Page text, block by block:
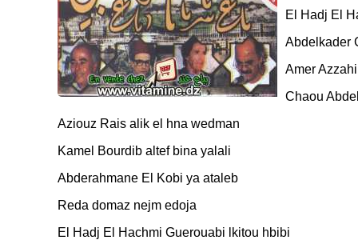
El Hadj El
Abdelkader
Amer
Chaou
Aziouz Rais alik el hna wedman
Kamel Bourdib altef bina yalali
Abderahmane El Kobi ya ataleb
Reda domaz nejm edoja
El Hadj El Hachmi Guerouabi lkitou hbibi